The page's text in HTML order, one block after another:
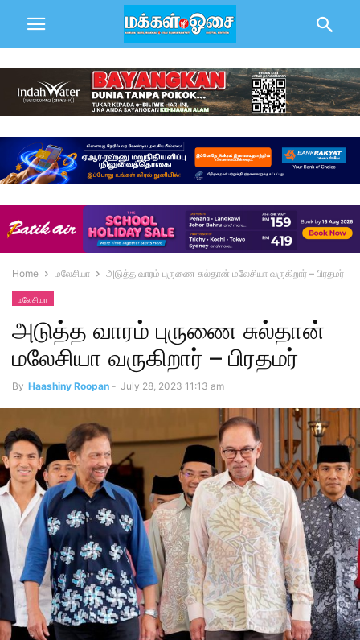
Home மலேசியா அடுத்த வாரம் புருணை சுல்தான் மலேசியா வருகிறார் – பிரதமர்
மலேசியா
அடுத்த வாரம் புருணை சுல்தான்
மலேசியா வருகிறார் – பிரதமர்
By Haashiny Roopan - July 28, 2023 11:13 am